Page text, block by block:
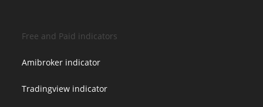
Free and Paid indicators
Amibroker indicator
Tradingview indicator